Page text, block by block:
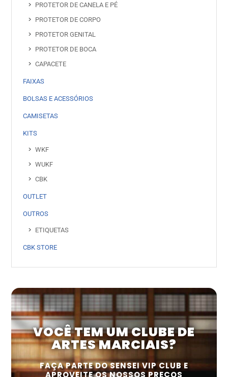
PROTETOR DE CANELA E PÉ
PROTETOR DE CORPO
PROTETOR GENITAL
PROTETOR DE BOCA
CAPACETE
FAIXAS
BOLSAS E ACESSÓRIOS
CAMISETAS
KITS
WKF
WUKF
CBK
OUTLET
OUTROS
ETIQUETAS
CBK STORE
VOCÊ TEM UM CLUBE DE
ARTES MARCIAIS?
FAÇA PARTE DO SENSEI VIP CLUB E
APROVEITE OS NOSSOS PREÇOS